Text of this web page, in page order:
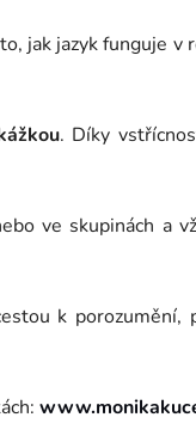
jak jazyk funguje
. Díky
ve skupinách a
k porozumění,